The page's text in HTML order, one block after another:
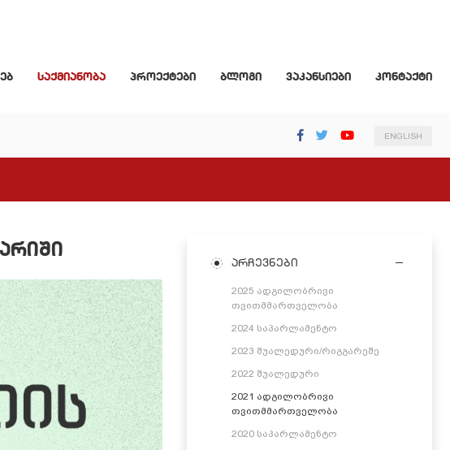
საქმიანობა პროექტები ბლოგი ვაკანსიები კონტაქტი
ENGLISH
არჩევნები
2025 ადგილობრივი
თვითმმართველობა
2024 საპარლამენტო
2023 შუალედური/რიგგარეშე
2022 შუალედური
2021 ადგილობრივი
თვითმმართველობა
2020 საპარლამენტო